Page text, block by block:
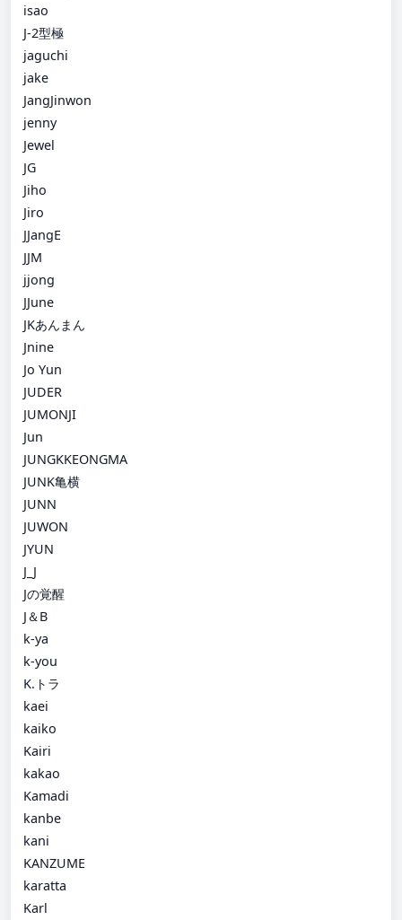
isao
J-2型極
jaguchi
jake
JangJinwon
jenny
Jewel
JG
Jiho
Jiro
JJangE
JJM
jjong
JJune
JKあんまん
Jnine
Jo Yun
JUDER
JUMONJI
Jun
JUNGKKEONGMA
JUNK亀横
JUNN
JUWON
JYUN
J_J
Jの覚醒
J＆B
k-ya
k-you
K.トラ
kaei
kaiko
Kairi
kakao
Kamadi
kanbe
kani
KANZUME
karatta
Karl